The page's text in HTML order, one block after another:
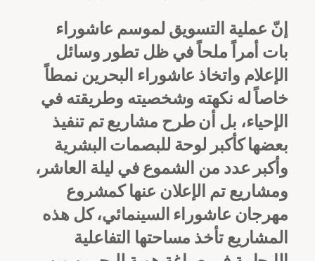
إنّ عملية التسويق لموسم عاشوراء
بات أمراً ملحاً في ظل تطور وسائل
الإعلام واتخاذ عاشوراء البحرين نمطاً
خاصاً له نكهته وشخصيته وطريقته في
الإحياء، بل أن طرح مشاريع تم تنفيذ
بعضها كأكبر لوحة للبصمات البشرية
وأكبر عدد من الشموع في ليلة العاشر،
ومشاريع تم الإعلان عنها كمشروع
مهرجان عاشوراء السينمائي، كل هذه
المشاريع تأخذ مساحتها التفاعلية